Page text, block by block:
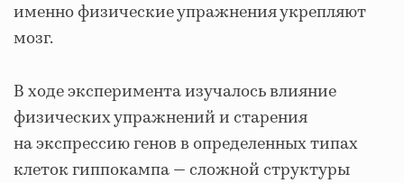
именно физические упражнения укрепляют
мозг.
В ходе эксперимента изучалось влияние
физических упражнений и старения
на экспрессию генов в определенных типах
клеток гиппокампа — сложной структуры